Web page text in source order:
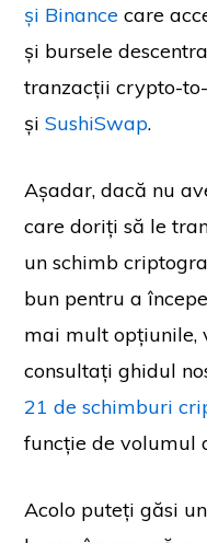
și Binancecare
și bursele
tranzacții crypto-
șiSushiSwap.
Așadar, dacă nu
care doriți să le
un schimb
bun pentru a
mai mult opțiunile,
consultați ghidul
21 de schimburi
funcție de volumul
Acolo puteți găsi